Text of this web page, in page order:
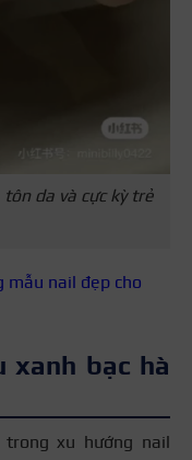
da và cực kỳ trẻ
mẫu nail đẹp cho
xanh bạc hà
xu hướng nail